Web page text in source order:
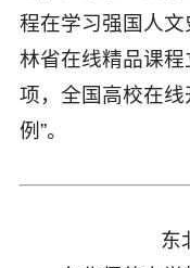
程在学习强国人
林省在线精品课
项，全国高校在线
例”。
东